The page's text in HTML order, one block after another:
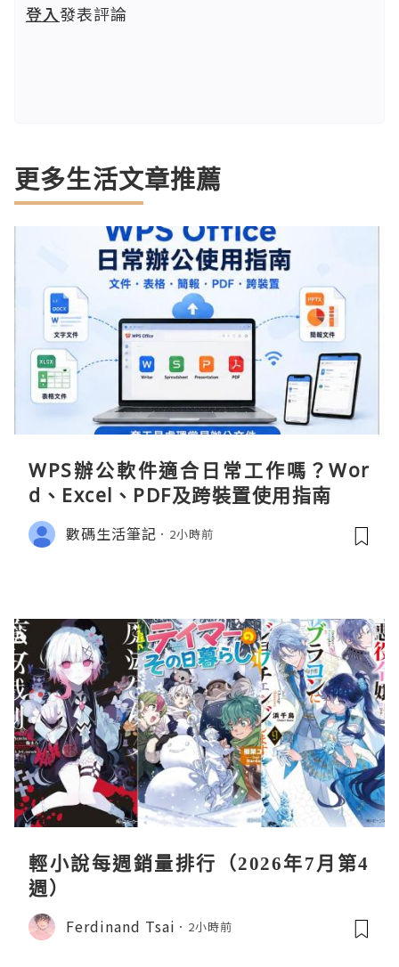
登入發表評論
更多生活文章推薦
WPS辦公軟件適合日常工作嗎？Wor
d、Excel、PDF及跨裝置使用指南
數碼生活筆記 2小時前
輕小說每週銷量排行（2026年7月第4
週）
Ferdinand Tsai 2小時前